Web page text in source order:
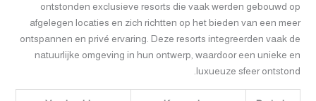
ontstonden exclusieve resorts die vaak werden gebouwd op
afgelegen locaties en zich richtten op het bieden van een meer
ontspannen en privé ervaring. Deze resorts integreerden vaak de
natuurlijke omgeving in hun ontwerp, waardoor een unieke en
luxueuze sfeer ontstond.